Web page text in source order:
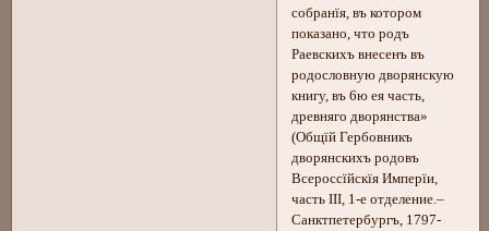
собранїя, въ котором
показано, что родъ
Раевскихъ внесенъ въ
родословную дворянскую
книгу, въ 6ю ея часть,
древняго дворянства»
(Общїй Гербовникъ
дворянскихъ родовъ
Всероссїйскїя Имперїи,
часть III, 1-е отделение.–
Санктпетербургъ, 1797-